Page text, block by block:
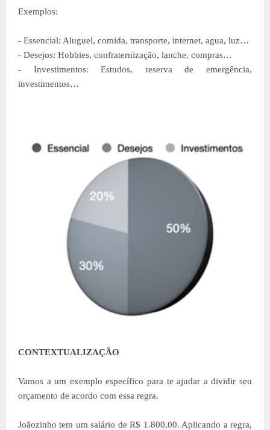
Exemplos:
- Essencial: Aluguel, comida, transporte, internet, agua, luz…
- Desejos: Hobbies, confraternização, lanche, compras…
- Investimentos: Estudos, reserva de emergência,
investimentos…
CONTEXTUALIZAÇÃO
Vamos a um exemplo específico para te ajudar a dividir seu
orçamento de acordo com essa regra.
Joãozinho tem um salário de R$ 1.800,00. Aplicando a regra,